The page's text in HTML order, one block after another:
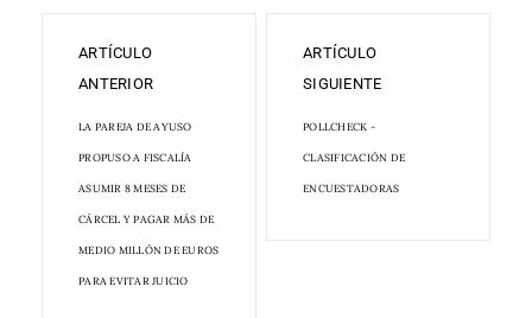
ARTÍCULO
ANTERIOR
LA PAREJA DE AYUSO
PROPUSO A FISCALÍA
ASUMIR 8 MESES DE
CÁRCEL Y PAGAR MÁS DE
MEDIO MILLÓN DE EUROS
PARA EVITAR JUICIO
ARTÍCULO
SIGUIENTE
POLLCHECK -
CLASIFICACIÓN DE
ENCUESTADORAS